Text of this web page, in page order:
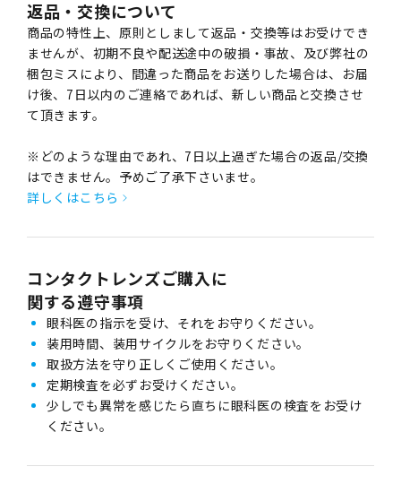
返品・交換について
商品の特性上、原則としまして返品・交換等はお受けでき
ませんが、初期不良や配送途中の破損・事故、及び弊社の
梱包ミスにより、間違った商品をお送りした場合は、お届
け後、7日以内のご連絡であれば、新しい商品と交換させ
て頂きます。
※どのような理由であれ、7日以上過ぎた場合の返品/交換
はできません。予めご了承下さいませ。
詳しくはこちら
コンタクトレンズご購入に
関する遵守事項
眼科医の指示を受け、それをお守りください。
装用時間、装用サイクルをお守りください。
取扱方法を守り正しくご使用ください。
定期検査を必ずお受けください。
少しでも異常を感じたら直ちに眼科医の検査をお受け
ください。